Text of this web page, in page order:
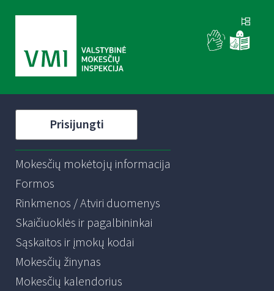
Prisijungti
Mokesčių mokėtojų informacija
Formos
Rinkmenos / Atviri duomenys
Skaičiuoklės ir pagalbininkai
Sąskaitos ir įmokų kodai
Mokesčių žinynas
Mokesčių kalendorius